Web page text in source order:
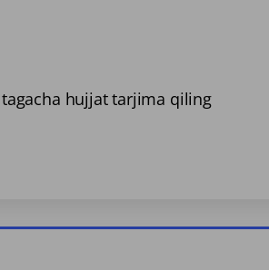
tagacha hujjat tarjima qiling